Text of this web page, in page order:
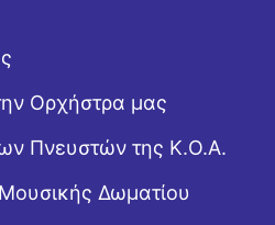
Ορχήστρα μας
Πνευστών της Κ.Ο.Α.
Δωματίου